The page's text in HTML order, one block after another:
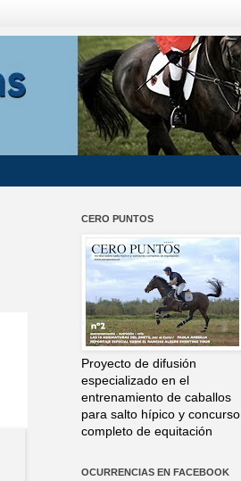
CERO PUNTOS
Proyecto de difusión
especializado en el
entrenamiento de caballos
para salto hípico y concurso
completo de equitación
OCURRENCIAS EN FACEBOOK